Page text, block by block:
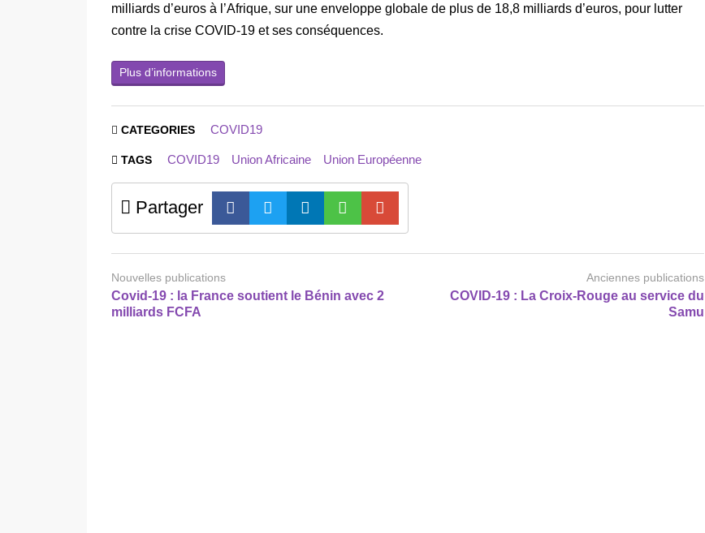
milliards d’euros à l’Afrique, sur une enveloppe globale de plus de 18,8 milliards d’euros, pour lutter
contre la crise COVID-19 et ses conséquences.
Plus d’informations
CATEGORIES COVID19
TAGS COVID19 Union Africaine Union Européenne
Partager
Nouvelles publications
Covid-19 : la France soutient le Bénin avec 2
milliards FCFA
Anciennes publications
COVID-19 : La Croix-Rouge au service du
Samu